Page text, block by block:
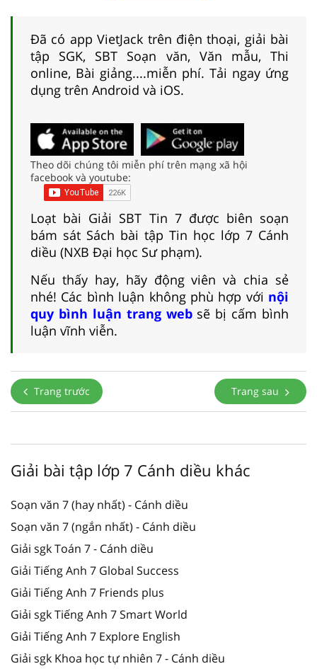
Đã có app VietJack trên điện thoại, giải bài
tập SGK, SBT Soạn văn, Văn mẫu, Thi
online, Bài giảng....miễn phí. Tải ngay ứng
dụng trên Android và iOS.
Theo dõi chúng tôi miễn phí trên mạng xã hội
facebook và youtube:
Loạt bài Giải SBT Tin 7 được biên soạn
bám sát Sách bài tập Tin học lớp 7 Cánh
diều (NXB Đại học Sư phạm).
Nếu thấy hay, hãy động viên và chia sẻ
nhé! Các bình luận không phù hợp với nội
quy bình luận trang websẽ bị cấm bình
luận vĩnh viễn.
Trang trước Trang sau
Giải bài tập lớp 7 Cánh diều khác
Soạn văn 7 (hay nhất) - Cánh diều
Soạn văn 7 (ngắn nhất) - Cánh diều
Giải sgk Toán 7 - Cánh diều
Giải Tiếng Anh 7 Global Success
Giải Tiếng Anh 7 Friends plus
Giải sgk Tiếng Anh 7 Smart World
Giải Tiếng Anh 7 Explore English
Giải sgk Khoa học tự nhiên 7 - Cánh diều